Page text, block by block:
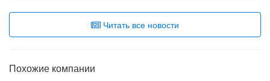
Читать все новости
Похожие компании